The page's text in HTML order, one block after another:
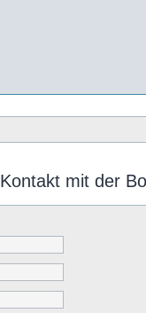
Kontakt mit der